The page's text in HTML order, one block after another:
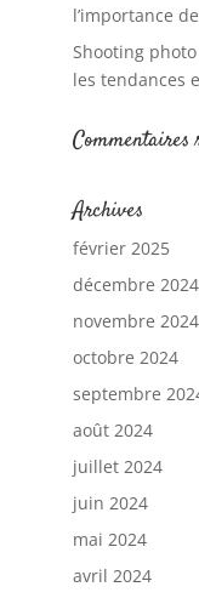
l’importance
Shooting photo
les tendances
Commentaires
Archives
février 2025
décembre 2024
novembre 2024
octobre 2024
septembre
août 2024
juillet 2024
juin 2024
mai 2024
avril 2024